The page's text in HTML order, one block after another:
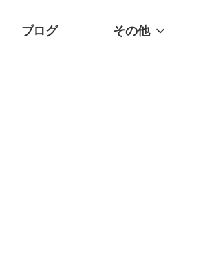
ブログ その他